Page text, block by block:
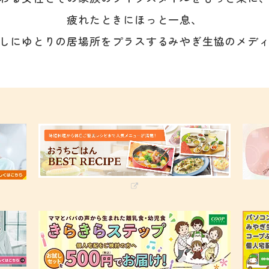
疲れたときにほっと一息、
にゆとりの居場所をプラスするみやぎ生協のメデ